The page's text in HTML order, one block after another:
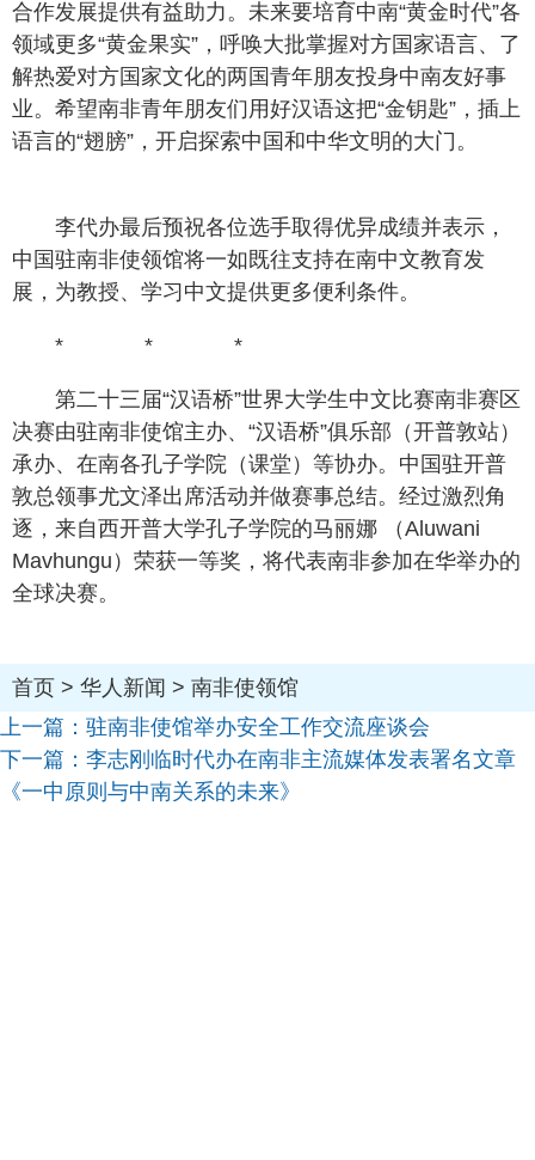
合作发展提供有益助力。未来要培育中南“黄金时代”各
领域更多“黄金果实”，呼唤大批掌握对方国家语言、了
解热爱对方国家文化的两国青年朋友投身中南友好事
业。希望南非青年朋友们用好汉语这把“金钥匙”，插上
语言的“翅膀”，开启探索中国和中华文明的大门。
李代办最后预祝各位选手取得优异成绩并表示，
中国驻南非使领馆将一如既往支持在南中文教育发
展，为教授、学习中文提供更多便利条件。
* * *
第二十三届“汉语桥”世界大学生中文比赛南非赛区
决赛由驻南非使馆主办、“汉语桥”俱乐部（开普敦站）
承办、在南各孔子学院（课堂）等协办。中国驻开普
敦总领事尤文泽出席活动并做赛事总结。经过激烈角
逐，来自西开普大学孔子学院的马丽娜 （Aluwani
Mavhungu）荣获一等奖，将代表南非参加在华举办的
全球决赛。
首页 > 华人新闻 > 南非使领馆
上一篇： 驻南非使馆举办安全工作交流座谈会
下一篇： 李志刚临时代办在南非主流媒体发表署名文章
《一中原则与中南关系的未来》